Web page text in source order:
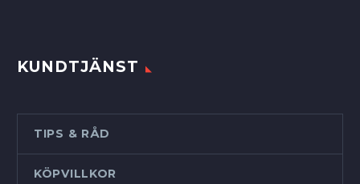
KUNDTJÄNST
TIPS & RÅD
KÖPVILLKOR